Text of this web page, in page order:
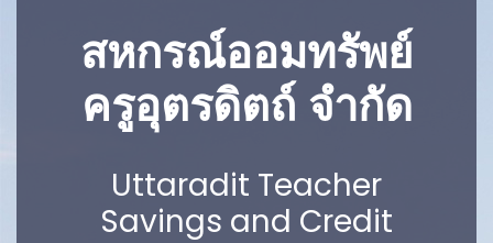
สหกรณ์ออมทรัพย์
ครูอุตรดิตถ์ จำกัด
Uttaradit Teacher
Savings and Credit